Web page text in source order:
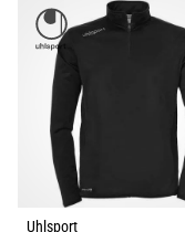
for
More
Victories
Pripremi
ženski
2025
Uhlsport